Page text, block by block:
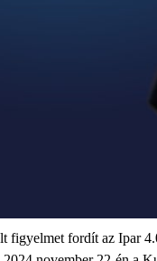
fordít az Ipar